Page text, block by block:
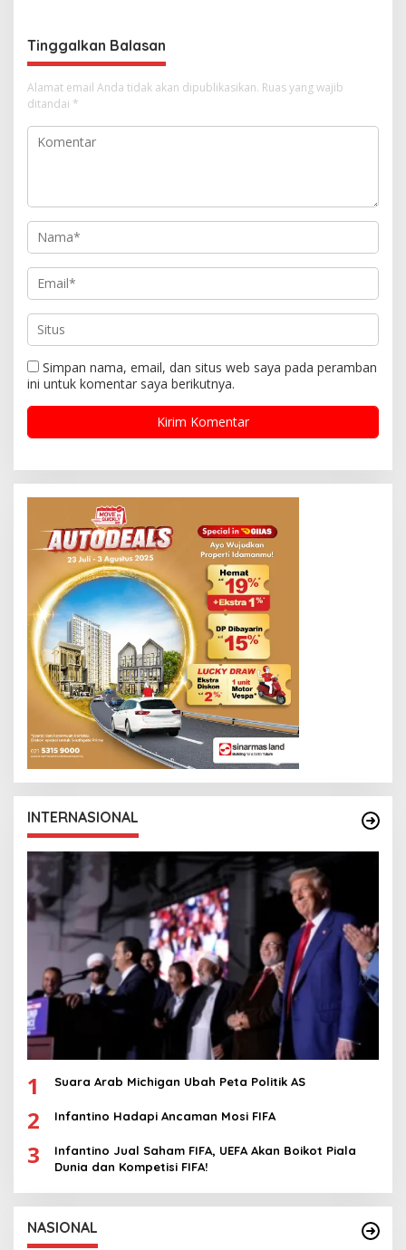
Tinggalkan Balasan
Alamat email Anda tidak akan dipublikasikan. Ruas yang wajib
ditandai *
Simpan nama, email, dan situs web saya pada peramban
ini untuk komentar saya berikutnya.
INTERNASIONAL
1 Suara Arab Michigan Ubah Peta Politik AS
2 Infantino Hadapi Ancaman Mosi FIFA
3
Infantino Jual Saham FIFA, UEFA Akan Boikot Piala
Dunia dan Kompetisi FIFA!
NASIONAL